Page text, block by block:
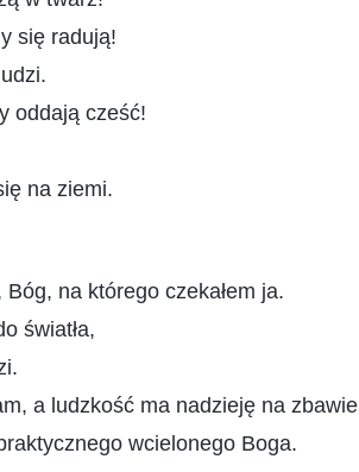
się radują!
oddają cześć!
na ziemi.
Bóg, na którego czekałem ja.
światła,
a ludzkość ma nadzieję na
wcielonego Boga.